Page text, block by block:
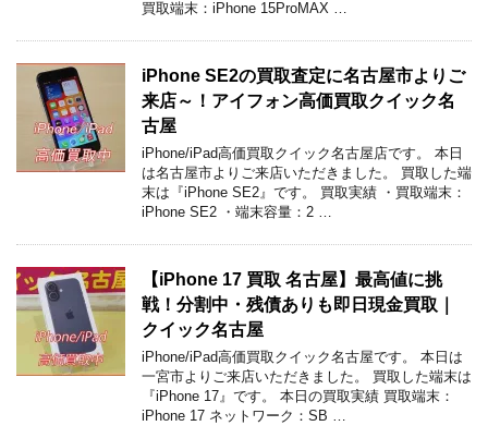
買取端末：iPhone 15ProMAX …
iPhone SE2の買取査定に名古屋市よりご
来店～！アイフォン高価買取クイック名
古屋
iPhone/iPad高価買取クイック名古屋店です。 本日
は名古屋市よりご来店いただきました。 買取した端
末は『iPhone SE2』です。 買取実績 ・買取端末：
iPhone SE2 ・端末容量：2 …
【iPhone 17 買取 名古屋】最高値に挑
戦！分割中・残債ありも即日現金買取｜
クイック名古屋
iPhone/iPad高価買取クイック名古屋です。 本日は
一宮市よりご来店いただきました。 買取した端末は
『iPhone 17』です。 本日の買取実績 買取端末：
iPhone 17 ネットワーク：SB …